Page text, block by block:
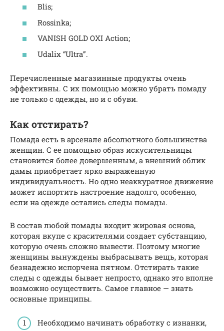
Blis;
Rossinka;
VANISH GOLD OXI Action;
Udalix “Ultra”.
Перечисленные магазинные продукты очень
эффективны. С их помощью можно убрать помаду
не только с одежды, но и с обуви.
Как отстирать?
Помада есть в арсенале абсолютного большинства
женщин. С ее помощью образ искусительницы
становится более довершенным, а внешний облик
дамы приобретает ярко выраженную
индивидуальность. Но одно неаккуратное движение
может испортить настроение надолго, особенно,
если на одежде остались следы помады.
В состав любой помады входит жировая основа,
которая вкупе с красителями создает субстанцию,
которую очень сложно вывести. Поэтому многие
женщины вынуждены выбрасывать вещь, которая
безнадежно испорчена пятном. Отстирать такие
следы с одежды бывает непросто, однако это вполне
возможно осуществить. Самое главное — знать
основные принципы.
Необходимо начинать обработку с изнанки,